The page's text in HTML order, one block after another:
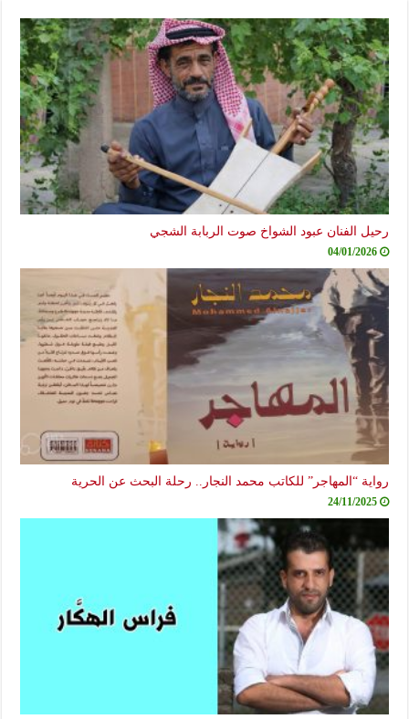
رحيل الفنان عبود الشواخ صوت الربابة الشجي
04/01/2026
رواية “المهاجر” للكاتب محمد النجار.. رحلة البحث عن الحرية
24/11/2025